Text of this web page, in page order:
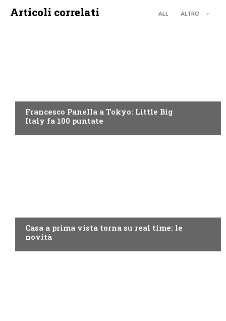
Articoli correlati ALL ALTRO
Francesco Panella a Tokyo: Little Big
Italy fa 100 puntate
Casa a prima vista torna su real time: le
novità